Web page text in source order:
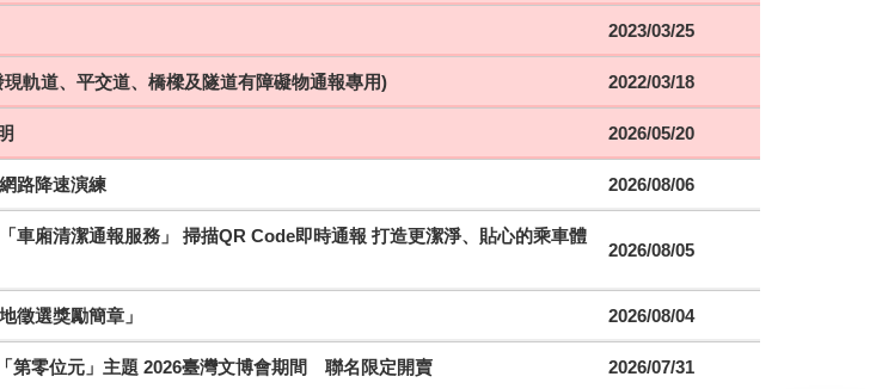
2023/03/25
軌道、平交道、橋樑及隧道有障礙物通報專用) 2022/03/18
2026/05/20
路降速演練 2026/08/06
車廂清潔通報服務」 掃描QR Code即時通報 打造更潔淨、貼心的乘車體
2026/08/05
徵選獎勵簡章」 2026/08/04
第零位元」主題 2026臺灣文博會期間 聯名限定開賣 2026/07/31